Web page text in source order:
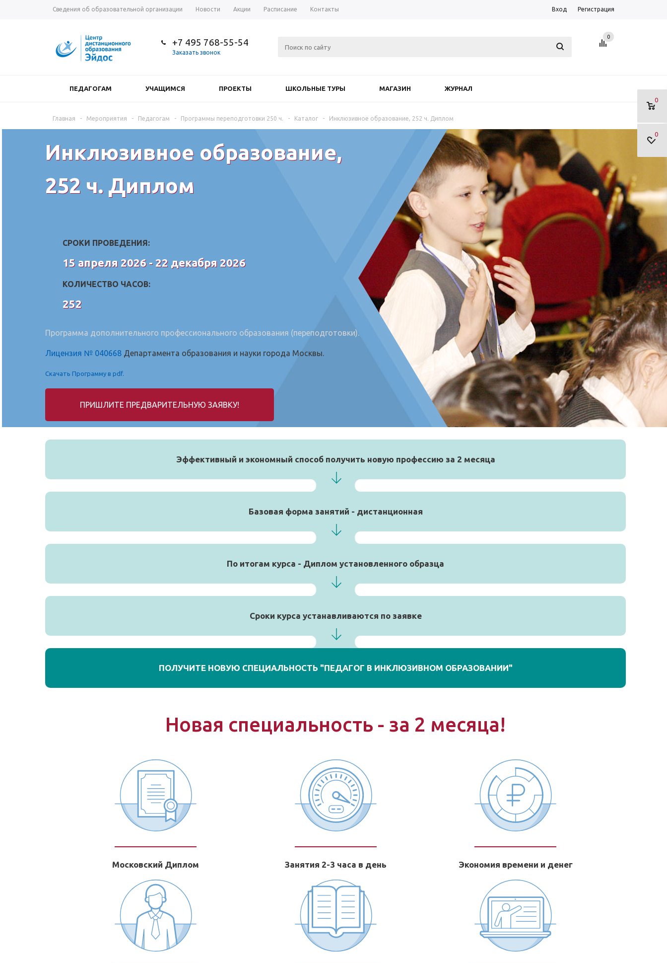
Сведения об образовательной организации Новости Акции Расписание Контакты Вход Регистрация
+7 495 768-55-54
Заказать звонок
0
0
0
ПЕДАГОГАМ УЧАЩИМСЯ ПРОЕКТЫ ШКОЛЬНЫЕ ТУРЫ МАГАЗИН ЖУРНАЛ
Главная - Мероприятия - Педагогам - Программы переподготовки 250 ч. - Каталог - Инклюзивное образование, 252 ч. Диплом
Инклюзивное образование,
252 ч. Диплом
СРОКИ ПРОВЕДЕНИЯ:
15 апреля 2026 - 22 декабря 2026
КОЛИЧЕСТВО ЧАСОВ:
252
Программа дополнительного профессионального образования (переподготовки).
Лицензия № 040668 Департамента образования и науки города Москвы.
Скачать Программу в pdf.
ПРИШЛИТЕ ПРЕДВАРИТЕЛЬНУЮ ЗАЯВКУ!
Эффективный и экономный способ получить новую профессию за 2 месяца
Базовая форма занятий - дистанционная
По итогам курса - Диплом установленного образца
Сроки курса устанавливаются по заявке
ПОЛУЧИТЕ НОВУЮ СПЕЦИАЛЬНОСТЬ "ПЕДАГОГ В ИНКЛЮЗИВНОМ ОБРАЗОВАНИИ"
Новая специальность - за 2 месяца!
Московский Диплом Занятия 2-3 часа в день Экономия времени и денег